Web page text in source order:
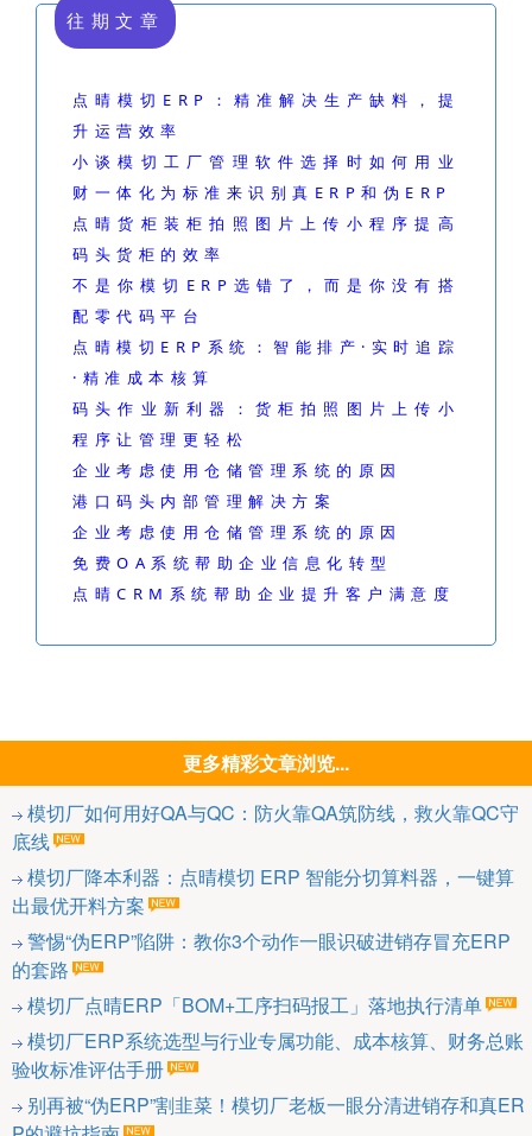
往期文章
点晴模切ERP：精准解决生产缺料，提
升运营效率
小谈模切工厂管理软件选择时如何用业
财一体化为标准来识别真ERP和伪ERP
点晴货柜装柜拍照图片上传小程序提高
码头货柜的效率
不是你模切ERP选错了，而是你没有搭
配零代码平台
点晴模切ERP系统：智能排产·实时追踪
·精准成本核算
码头作业新利器：货柜拍照图片上传小
程序让管理更轻松
企业考虑使用仓储管理系统的原因
港口码头内部管理解决方案
企业考虑使用仓储管理系统的原因
免费OA系统帮助企业信息化转型
点晴CRM系统帮助企业提升客户满意度
更多精彩文章浏览...
模切厂如何用好QA与QC：防火靠QA筑防线，救火靠QC守
底线
模切厂降本利器：点晴模切 ERP 智能分切算料器，一键算
出最优开料方案
警惕“伪ERP”陷阱：教你3个动作一眼识破进销存冒充ERP
的套路
模切厂点晴ERP「BOM+工序扫码报工」落地执行清单
模切厂ERP系统选型与行业专属功能、成本核算、财务总账
验收标准评估手册
别再被“伪ERP”割韭菜！模切厂老板一眼分清进销存和真ER